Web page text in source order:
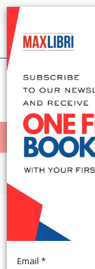
English
< Home
MENÙ
Non Fiction
Teatro e
e a Roma.
Email *